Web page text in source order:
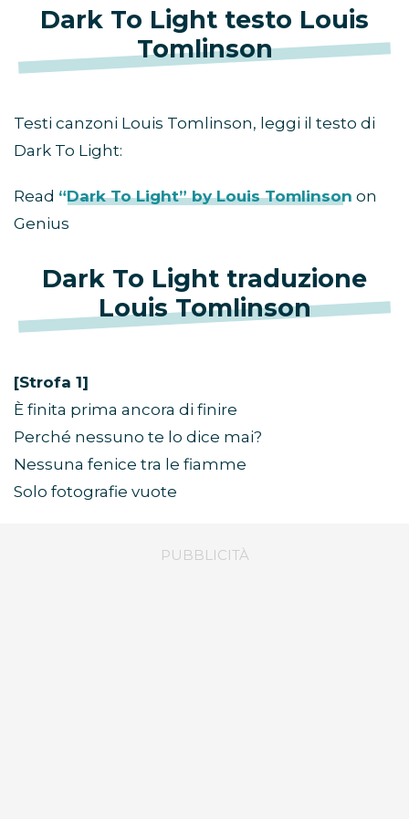
Dark To Light testo Louis
Tomlinson
Testi canzoni Louis Tomlinson, leggi il testo di
Dark To Light:
Read “Dark To Light” by Louis Tomlinson on
Genius
Dark To Light traduzione
Louis Tomlinson
[Strofa 1]
È finita prima ancora di finire
Perché nessuno te lo dice mai?
Nessuna fenice tra le fiamme
Solo fotografie vuote